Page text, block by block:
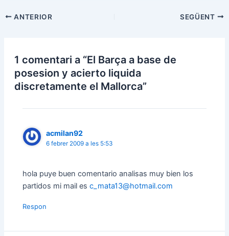
Navegació
ANTERIOR SEGÜENT
1 comentari a “El Barça a base de
posesion y acierto liquida
discretamente el Mallorca”
acmilan92
6 febrer 2009 a les 5:53
hola puye buen comentario analisas muy bien los
partidos mi mail esc_mata13@hotmail.com
Respon